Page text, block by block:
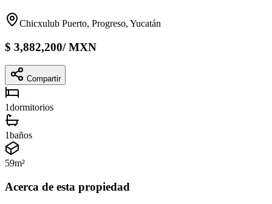
Chicxulub Puerto, Progreso, Yucatán
$ 3,882,200/MXN
Compartir
1dormitorios
1baños
59m²
Acerca de esta propiedad